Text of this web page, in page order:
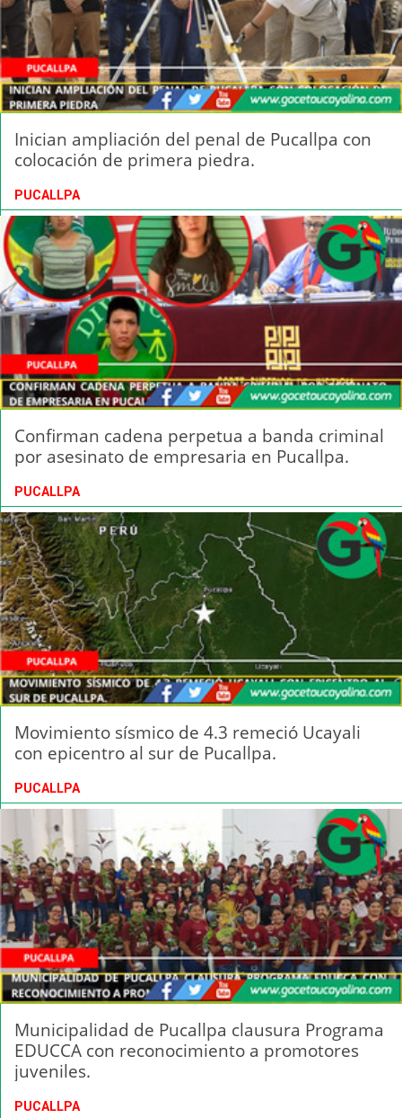
Inician ampliación del penal de Pucallpa con
colocación de primera piedra.
PUCALLPA
Confirman cadena perpetua a banda criminal
por asesinato de empresaria en Pucallpa.
PUCALLPA
Movimiento sísmico de 4.3 remeció Ucayali
con epicentro al sur de Pucallpa.
PUCALLPA
Municipalidad de Pucallpa clausura Programa
EDUCCA con reconocimiento a promotores
juveniles.
PUCALLPA